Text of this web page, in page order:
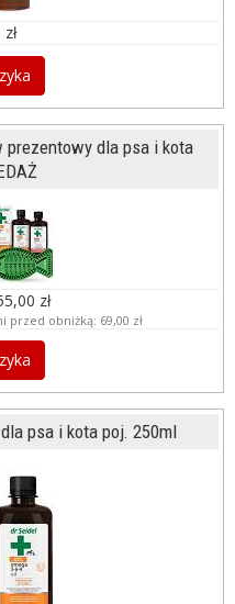
prezentowy dla psa i kota
zł
przed obniżką: 69,00 zł
psa i kota poj. 250ml